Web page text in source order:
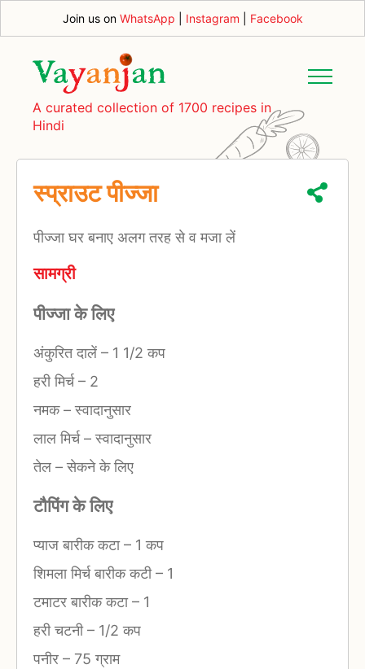
Join us on WhatsApp Instagram Facebook
A curated collection of 1700 recipes in
Hindi
स्प्राउट पीज्जा
पीज्जा घर बनाए अलग तरह से व मजा लें
सामग्री
पीज्जा के लिए
अंकुरित दालें – 1 1/2 कप
हरी मिर्च– 2
नमक–स्वादानुसार
लाल मिर्च–स्वादानुसार
तेल –सेकने के लिए
टौपिंग के लिए
प्याज बारीक कटा– 1 कप
शिमला मिर्च बारीक कटी– 1
टमाटर बारीक कटा– 1
हरी चटनी– 1/2 कप
पनीर – 75 ग्राम